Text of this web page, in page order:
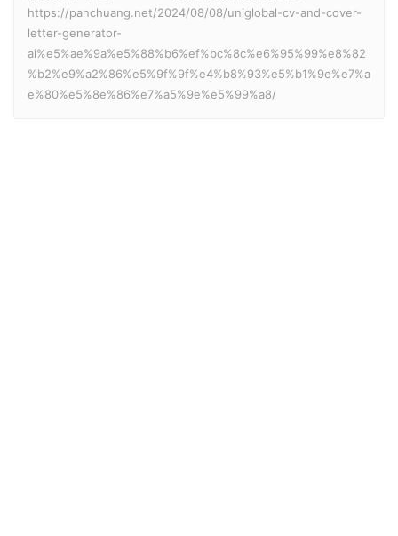
https://panchuang.net/2024/08/08/uniglobal-cv-and-cover-
letter-generator-
ai%e5%ae%9a%e5%88%b6%ef%bc%8c%e6%95%99%e8%82
%b2%e9%a2%86%e5%9f%9f%e4%b8%93%e5%b1%9e%e7%a
e%80%e5%8e%86%e7%a5%9e%e5%99%a8/